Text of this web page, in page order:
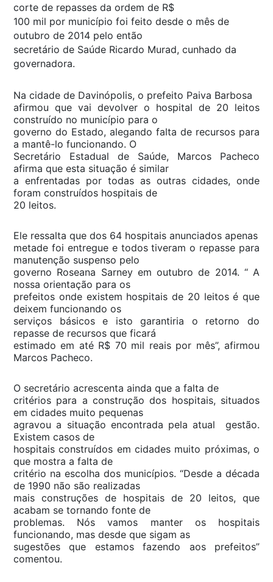
corte de repasses da ordem de R$
100 mil por município foi feito desde o mês de
outubro de 2014 pelo então
secretário de Saúde Ricardo Murad, cunhado da
governadora.
Na cidade de Davinópolis, o prefeito Paiva Barbosa
afirmou que vai devolver o hospital de 20 leitos
construído no município para o
governo do Estado, alegando falta de recursos para
a mantê-lo funcionando. O
Secretário Estadual de Saúde, Marcos Pacheco
afirma que esta situação é similar
a enfrentadas por todas as outras cidades, onde
foram construídos hospitais de
20 leitos.
Ele ressalta que dos 64 hospitais anunciados apenas
metade foi entregue e todos tiveram o repasse para
manutenção suspenso pelo
governo Roseana Sarney em outubro de 2014. “ A
nossa orientação para os
prefeitos onde existem hospitais de 20 leitos é que
deixem funcionando os
serviços básicos e isto garantiria o retorno do
repasse de recursos que ficará
estimado em até R$ 70 mil reais por mês”, afirmou
Marcos Pacheco.
O secretário acrescenta ainda que a falta de
critérios para a construção dos hospitais, situados
em cidades muito pequenas
agravou a situação encontrada pela atual gestão.
Existem casos de
hospitais construídos em cidades muito próximas, o
que mostra a falta de
critério na escolha dos municípios. “Desde a década
de 1990 não são realizadas
mais construções de hospitais de 20 leitos, que
acabam se tornando fonte de
problemas. Nós vamos manter os hospitais
funcionando, mas desde que sigam as
sugestões que estamos fazendo aos prefeitos”
comentou.